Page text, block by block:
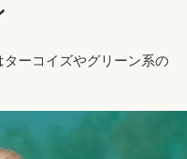
ーコイズやグリーン系の